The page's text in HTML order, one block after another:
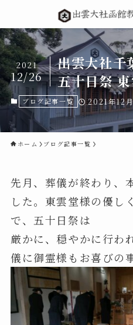
出雲大社千
五十日祭
2021
12/26
ブログ記事一覧 2021年12
ホーム ブログ記事一覧
先月、葬儀が終わり、
した。東雲堂様の優し
で、五十日祭は
厳かに、穏やかに行わ
儀に御霊様もお喜びの